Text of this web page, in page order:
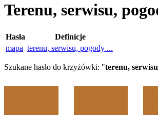
Terenu, serwisu,
Hasła
Definicje
mapa terenu, serwisu, pogody ...
Szukane hasło do krzyżówki: "terenu,